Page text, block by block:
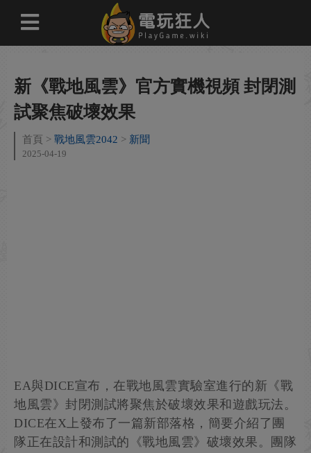
新《戰地風雲》官方實機視頻 封閉測
試聚焦破壞效果
首頁 戰地風雲2042 新聞
2025-04-19
EA與DICE宣布，在戰地風雲實驗室進行的新《戰
地風雲》封閉測試將聚焦於破壞效果和遊戲玩法。
DICE在X上發布了一篇新部落格，簡要介紹了團
隊正在設計和測試的《戰地風雲》破壞效果。團隊